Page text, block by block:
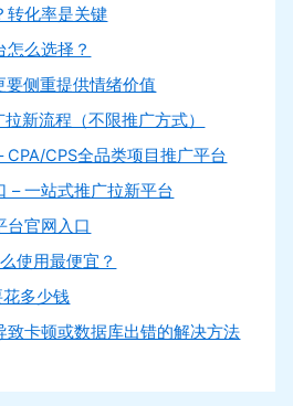
转化率是关键
怎么选择？
要侧重提供情绪价值
新流程（不限推广方式）
CPA/CPS全品类项目推广平台
– 一站式推广拉新平台
台官网入口
使用最便宜？
多少钱
致卡顿或数据库出错的解决方法